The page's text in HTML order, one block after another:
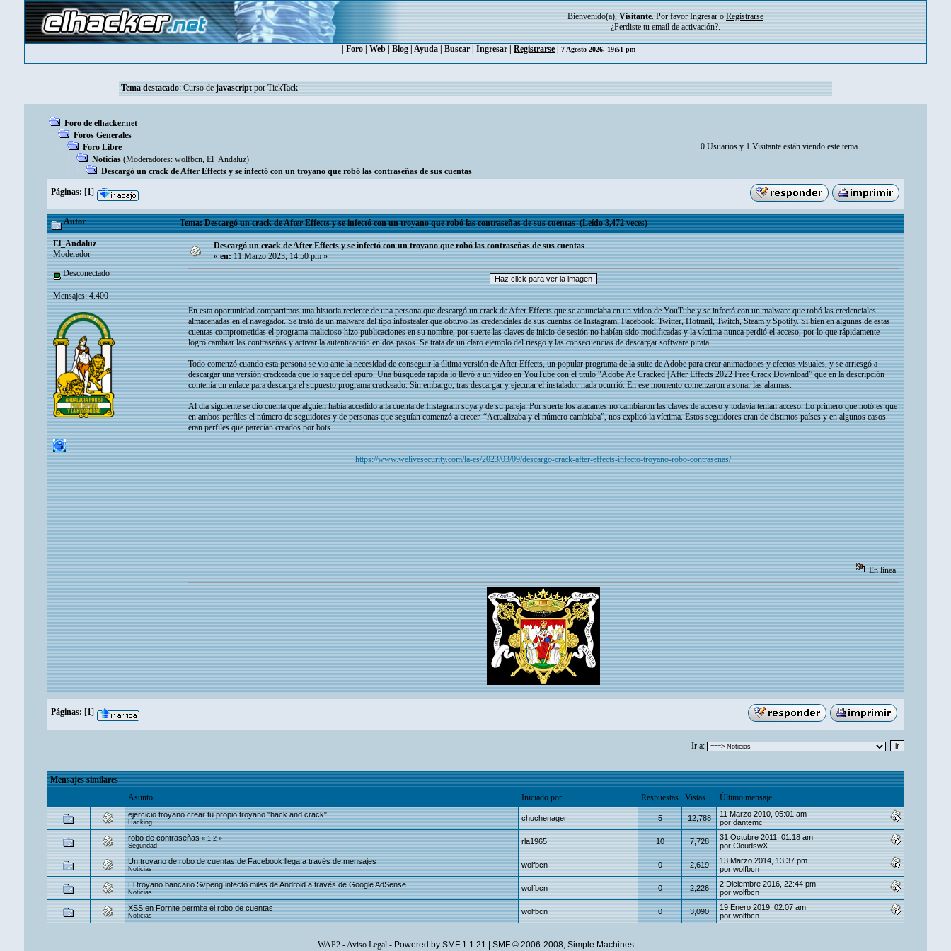
Bienvenido(a), Visitante. Por favor Ingresar o Registrarse
¿Perdiste tu email de activación?.
Foro Web Blog Ayuda Buscar Ingresar Registrarse 7 Agosto 2026, 19:51 pm
Tema destacado: Curso de javascript por TickTack
Foro de elhacker.net
Foros Generales
Foro Libre
Noticias (Moderadores: wolfbcn, El_Andaluz)
Descargó un crack de After Effects y se infectó con un troyano que robó las contraseñas de sus cuentas
0 Usuarios y 1 Visitante están viendo este tema.
Páginas: [1]
Autor Tema: Descargó un crack de After Effects y se infectó con un troyano que robó las contraseñas de sus cuentas (Leído 3,472 veces)
El_Andaluz
Moderador
Desconectado
Mensajes: 4.400
Descargó un crack de After Effects y se infectó con un troyano que robó las contraseñas de sus cuentas
«en:11 Marzo 2023, 14:50 pm »
En esta oportunidad compartimos una historia reciente de una persona que descargó un crack de After Effects que se anunciaba en un video de YouTube y se infectó con un malware que robó las credenciales
almacenadas en el navegador. Se trató de un malware del tipo infostealer que obtuvo las credenciales de sus cuentas de Instagram, Facebook, Twitter, Hotmail, Twitch, Steam y Spotify. Si bien en algunas de estas
cuentas comprometidas el programa malicioso hizo publicaciones en su nombre, por suerte las claves de inicio de sesión no habían sido modificadas y la víctima nunca perdió el acceso, por lo que rápidamente
logró cambiar las contraseñas y activar la autenticación en dos pasos. Se trata de un claro ejemplo del riesgo y las consecuencias de descargar software pirata.
Todo comenzó cuando esta persona se vio ante la necesidad de conseguir la última versión de After Effects, un popular programa de la suite de Adobe para crear animaciones y efectos visuales, y se arriesgó a
descargar una versión crackeada que lo saque del apuro. Una búsqueda rápida lo llevó a un video en YouTube con el título “Adobe Ae Cracked | After Effects 2022 Free Crack Download” que en la descripción
contenía un enlace para descarga el supuesto programa crackeado. Sin embargo, tras descargar y ejecutar el instalador nada ocurrió. En ese momento comenzaron a sonar las alarmas.
Al día siguiente se dio cuenta que alguien había accedido a la cuenta de Instagram suya y de su pareja. Por suerte los atacantes no cambiaron las claves de acceso y todavía tenían acceso. Lo primero que notó es que
en ambos perfiles el número de seguidores y de personas que seguían comenzó a crecer. “Actualizaba y el número cambiaba”, nos explicó la víctima. Estos seguidores eran de distintos países y en algunos casos
eran perfiles que parecían creados por bots.
https://www.welivesecurity.com/la-es/2023/03/09/descargo-crack-after-effects-infecto-troyano-robo-contrasenas/
En línea
Páginas: [1]
Ir a:
Mensajes similares
Asunto
Iniciado por Respuestas Vistas Último mensaje
ejercicio troyano crear tu propio troyano "hack and crack"
Hacking chuchenager 5 12,788
11 Marzo 2010, 05:01 am
por dantemc
robo de contraseñas «1 2»
Seguridad
rla1965 10 7,728
31 Octubre 2011, 01:18 am
por CloudswX
Un troyano de robo de cuentas de Facebook llega a través de mensajes
Noticias wolfbcn 0 2,619
13 Marzo 2014, 13:37 pm
por wolfbcn
El troyano bancario Svpeng infectó miles de Android a través de Google AdSense
Noticias wolfbcn 0 2,226
2 Diciembre 2016, 22:44 pm
por wolfbcn
XSS en Fornite permite el robo de cuentas
Noticias wolfbcn 0 3,090
19 Enero 2019, 02:07 am
por wolfbcn
WAP2-Aviso Legal- Powered by SMF 1.1.21 SMF © 2006-2008, Simple Machines